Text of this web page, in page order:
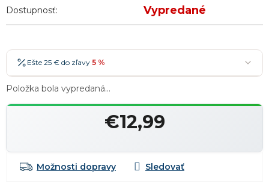
Dostupnosť: Vypredané
Ešte 25 € do zľavy 5 %
25 € →-5 %
36 € →-7 %
Zľavy je možné kombinovať ?
Položka bola vypredaná…
€12,99
Možnosti dopravy